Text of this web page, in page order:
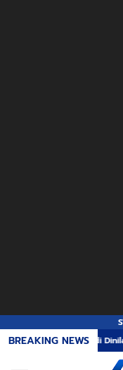
BREAKING NEWS
Said Mulyadi Dinilai